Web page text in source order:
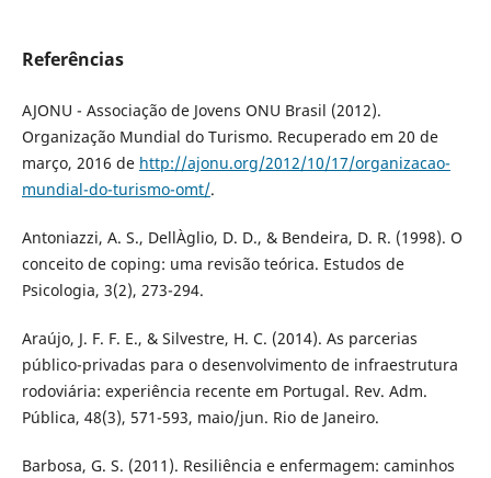
Referências
AJONU - Associação de Jovens ONU Brasil (2012).
Organização Mundial do Turismo. Recuperado em 20 de
março, 2016 de http://ajonu.org/2012/10/17/organizacao-
mundial-do-turismo-omt/.
Antoniazzi, A. S., DellÀglio, D. D., & Bendeira, D. R. (1998). O
conceito de coping: uma revisão teórica. Estudos de
Psicologia, 3(2), 273-294.
Araújo, J. F. F. E., & Silvestre, H. C. (2014). As parcerias
público-privadas para o desenvolvimento de infraestrutura
rodoviária: experiência recente em Portugal. Rev. Adm.
Pública, 48(3), 571-593, maio/jun. Rio de Janeiro.
Barbosa, G. S. (2011). Resiliência e enfermagem: caminhos